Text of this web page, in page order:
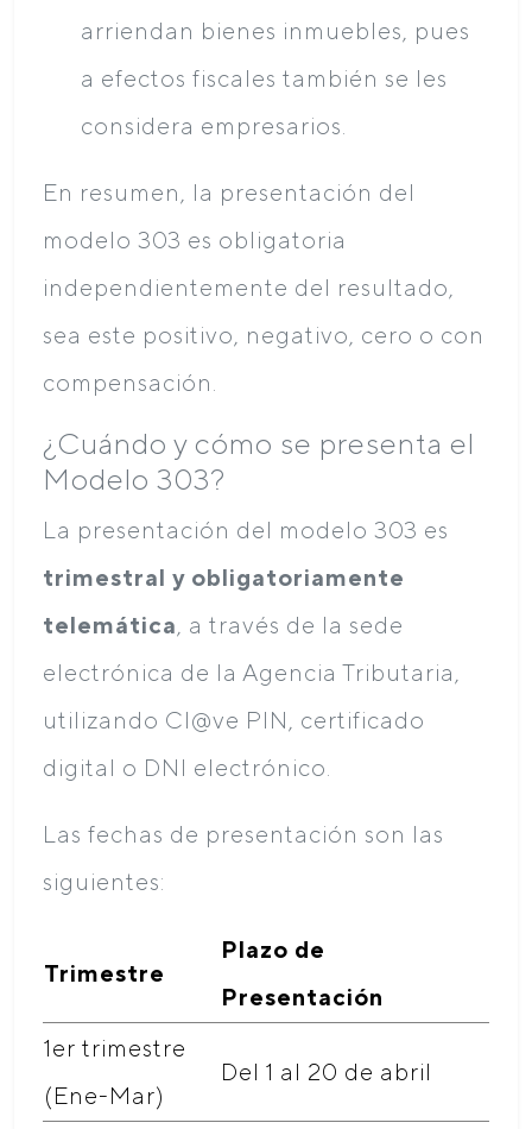
arriendan bienes inmuebles, pues
a efectos fiscales también se les
considera empresarios.
En resumen, la presentación del
modelo 303 es obligatoria
independientemente del resultado,
sea este positivo, negativo, cero o con
compensación.
¿Cuándo y cómo se presenta el
Modelo 303?
La presentación del modelo 303 es
trimestral y obligatoriamente
telemática , a través de la sede
electrónica de la Agencia Tributaria,
utilizando Cl@ve PIN, certificado
digital o DNI electrónico.
Las fechas de presentación son las
siguientes:
Trimestre
Plazo de
Presentación
1er trimestre
(Ene-Mar)
Del 1 al 20 de abril